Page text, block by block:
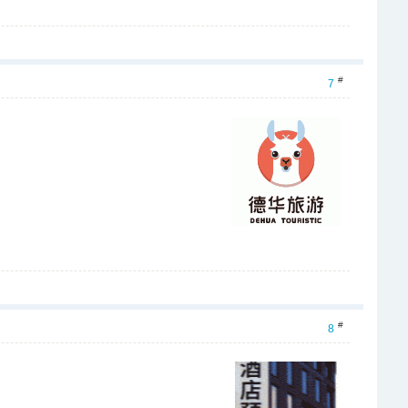
7 #
8 #